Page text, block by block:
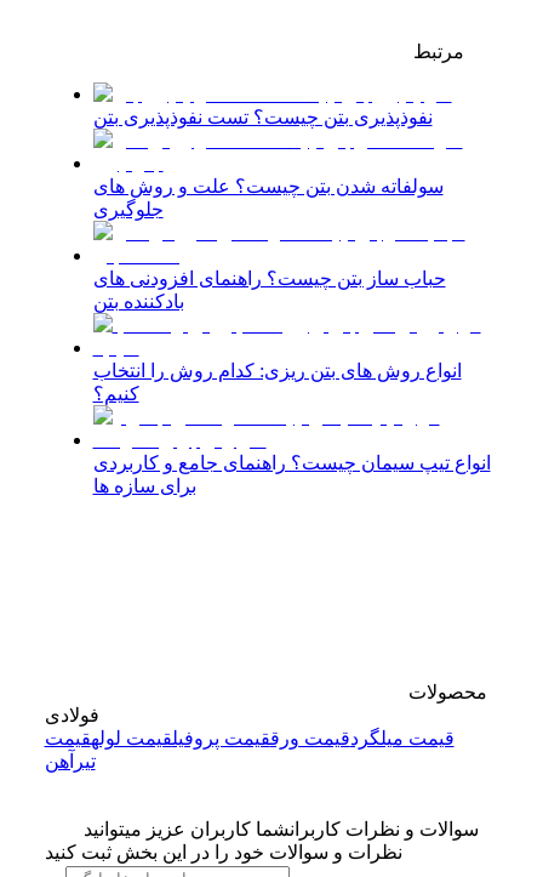
مرتبط
نفوذپذیری بتن چیست؟ تست نفوذپذیری بتن
سولفاته شدن بتن چیست؟ علت و روش‌ های
جلوگیری
حباب ساز بتن چیست؟ راهنمای افزودنی های
بادکننده بتن
انواع روش های بتن ریزی: کدام روش را انتخاب
کنیم؟
انواع تیپ سیمان چیست؟ راهنمای جامع و کاربردی
برای سازه ها
محصولات
فولادی
قیمت میلگردقیمت ورققیمت پروفیلقیمت لولهقیمت
تیرآهن
سوالات و نظرات کاربرانشما کاربران عزیز میتوانید
نظرات و سوالات خود را در این بخش ثبت کنید